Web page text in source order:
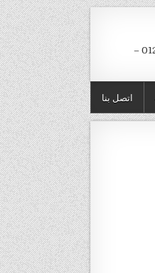
01211116954 – 01211116956 – 01221696797 –
اتصل بنا